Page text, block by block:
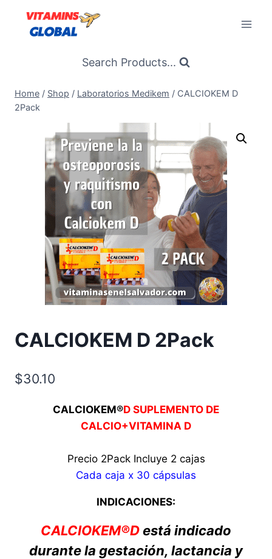
content
Search Products...
Home / Shop / Laboratorios Medikem / CALCIOKEM D
2Pack
CALCIOKEM D 2Pack
$30.10
CALCIOKEM®D SUPLEMENTO DE
CALCIO+VITAMINA D
Precio 2Pack Incluye 2 cajas
Cada caja x 30 cápsulas
INDICACIONES:
CALCIOKEM®Destá indicado
durante la gestación, lactancia y